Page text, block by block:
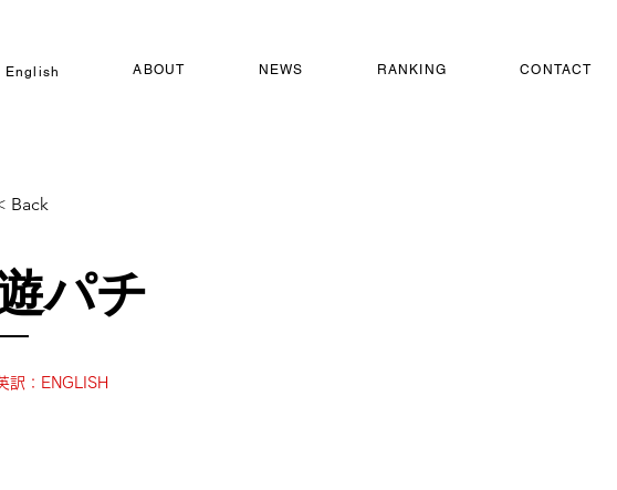
English ABOUT NEWS RANKING CONTACT
Back
パチ
訳：ENGLISH